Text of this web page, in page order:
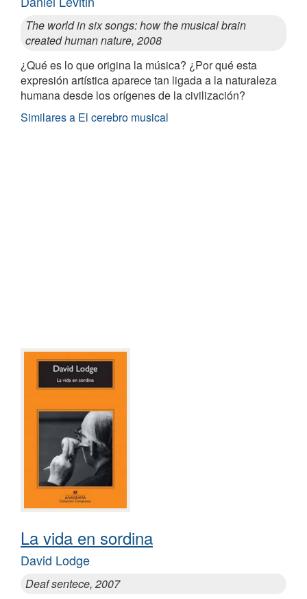
The world in six songs: how the musical brain
created human nature, 2008
¿Qué es lo que origina la música? ¿Por qué esta
expresión artística aparece tan ligada a la naturaleza
humana desde los orígenes de la civilización?
Similares a El cerebro musical
La vida en sordina
David Lodge
Deaf sentece, 2007